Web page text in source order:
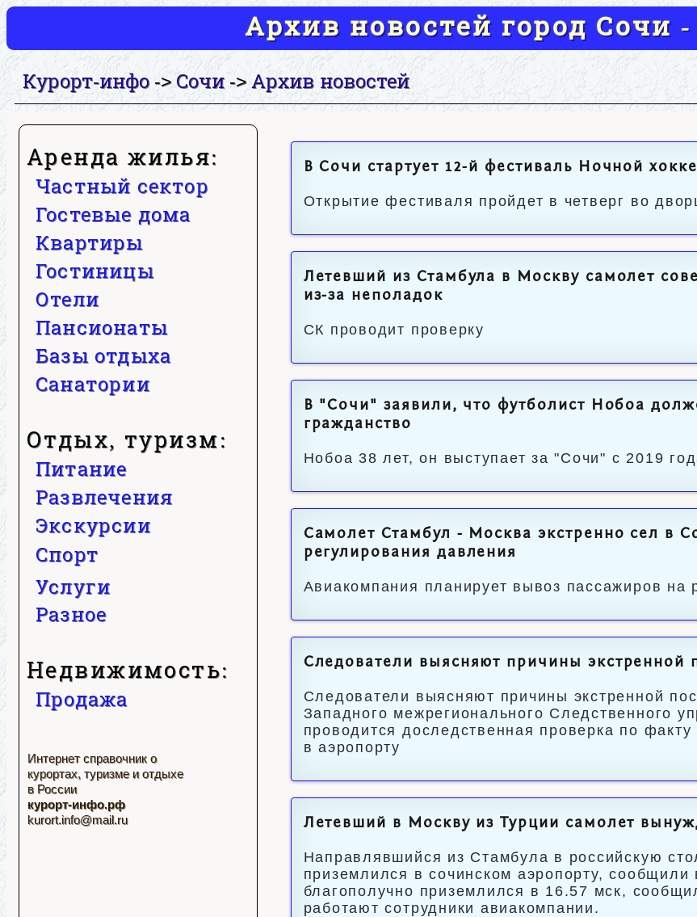
Архив новостей город Сочи -
Курорт-инфо-> Сочи->Архив новостей
Аренда жилья:
Частный сектор
Гостевые дома
Квартиры
Гостиницы
Отели
Пансионаты
Базы отдыха
Санатории
Отдых, туризм:
Питание
Развлечения
Экскурсии
Спорт
Услуги
Разное
Недвижимость:
Продажа
Интернет справочник о
курортах, туризме и отдыхе
в России
курорт-инфо.рф
kurort.info@mail.ru
В Сочи стартует 12-й фестиваль Ночной
Открытие фестиваля пройдет в четверг во
Летевший из Стамбула в Москву самолет
из-за неполадок
СК проводит проверку
В "Сочи" заявили, что футболист Нобоа
гражданство
Нобоа 38 лет, он выступает за "Сочи" с 2019
Самолет Стамбул - Москва экстренно сел в
регулирования давления
Авиакомпания планирует вывоз пассажиров на
Следователи выясняют причины экстренной
Следователи выясняют причины экстренной
Западного межрегионального Следственного
проводится доследственная проверка по
в аэропорту
Летевший в Москву из Турции самолет
Направлявшийся из Стамбула в российскую
приземлился в сочинском аэропорту,
благополучно приземлился в 16.57 мск,
работают сотрудники авиакомпании.